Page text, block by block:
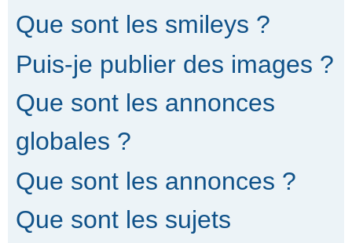
Que sont les smileys ?
Puis-je publier des images ?
Que sont les annonces
globales ?
Que sont les annonces ?
Que sont les sujets